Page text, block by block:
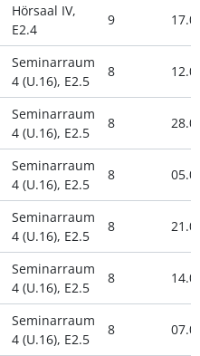
Hörsaal IV,
E2.4
9
Seminarraum
4 (U.16), E2.5
8
Seminarraum
4 (U.16), E2.5
8
Seminarraum
4 (U.16), E2.5
8
Seminarraum
4 (U.16), E2.5
8
Seminarraum
4 (U.16), E2.5
8
Seminarraum
4 (U.16), E2.5
8